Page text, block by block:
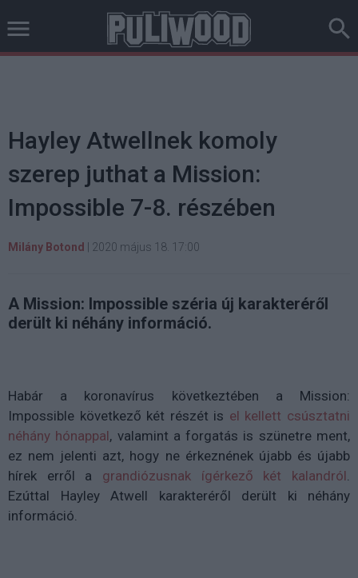
Hayley Atwellnek komoly
szerep juthat a Mission:
Impossible 7-8. részében
Milány Botond 2020 május 18. 17:00
A Mission: Impossible széria új karakteréről
derült ki néhány információ.
Habár a koronavírus következtében a Mission:
Impossible következő két részét is el kellett csúsztatni
néhány hónappal, valamint a forgatás is szünetre ment,
ez nem jelenti azt, hogy ne érkeznének újabb és újabb
hírek erről a grandiózusnak ígérkező két kalandról.
Ezúttal Hayley Atwell karakteréről derült ki néhány
információ.